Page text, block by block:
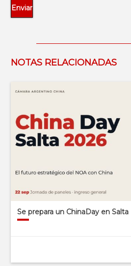
NOTAS RELACIONADAS
Se prepara un ChinaDay en Salta